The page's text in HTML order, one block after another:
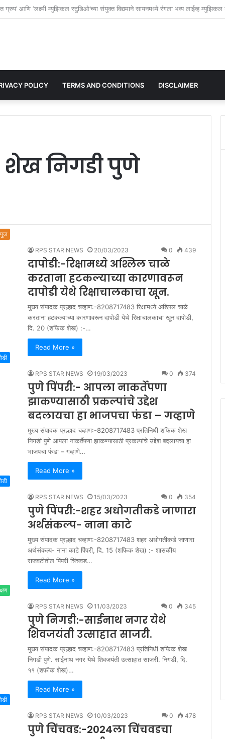
संत माऊली ज्ञानेश्वर महाराज अखंड हरिनाम सप्ताहाचे आयोजन; भक्तिमय वातावरणाची निर्मिती.
POLICY TERMS AND CONDITIONS DISCLAIMER
शेख निगडी पुणे
RPS STAR NEWS 20/03/2023 0 439
दापोडी:-रिक्षामध्ये अश्लिल चाळे
करताना हटकल्याच्या कारणावरून
दापोडी येथे रिक्षाचालकाचा खून.
मुख्य संपादक प्रल्हाद चव्हाण:-8208717483 रिक्षामध्ये अश्लिल चाळे
करताना हटकल्याच्या कारणावरून दापोडी येथे रिक्षाचालकाचा खून दापोडी,
दि. 20 (शफिक शेख) :-…
Read More »
RPS STAR NEWS 19/03/2023 0 374
पुणे पिंपरी:- आपला नाकर्तेपणा
झाकण्यासाठी प्रकल्पांचे उद्देश
बदलायचा हा भाजपचा फंडा – गव्हाणे
मुख्य संपादक प्रल्हाद चव्हाण:-8208717483 प्रतिनिधी शफिक शेख
निगडी पुणे आपला नाकर्तेपणा झाकण्यासाठी प्रकल्पांचे उद्देश बदलायचा हा
भाजपचा फंडा – गव्हाणे…
Read More »
RPS STAR NEWS 15/03/2023 0 354
पुणे पिंपरी:-शहर अधोगतीकडे जाणारा
अर्थसंकल्प- नाना काटे
मुख्य संपादक प्रल्हाद चव्हाण:-8208717483 शहर अधोगतीकडे जाणारा
अर्थसंकल्प- नाना काटे पिंपरी, दि. 15 (शफिक शेख) :- शासकीय
राजवटीतील पिंपरी चिंचवड…
Read More »
RPS STAR NEWS 11/03/2023 0 345
पुणे निगडी:-साईनाथ नगर येथे
शिवजयंती उत्साहात साजरी.
मुख्य संपादक प्रल्हाद चव्हाण:-8208717483 प्रतिनिधी शफिक शेख
निगडी पुणे. साईनाथ नगर येथे शिवजयंती उत्साहात साजरी. निगडी, दि.
११ (शफीक शेख)…
Read More »
RPS STAR NEWS 10/03/2023 0 478
पुणे चिंचवड:-2024ला चिंचवडचा